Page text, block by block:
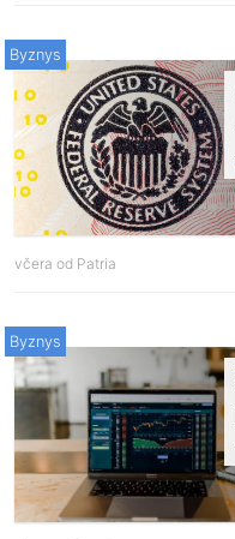
Byznys
včera od Patria
Byznys